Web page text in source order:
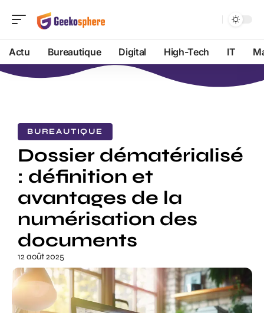
Actu Bureautique Digital High-Tech IT
BUREAUTIQUE
Dossier dématérialisé
: définition et
avantages de la
numérisation des
documents
12 août 2025